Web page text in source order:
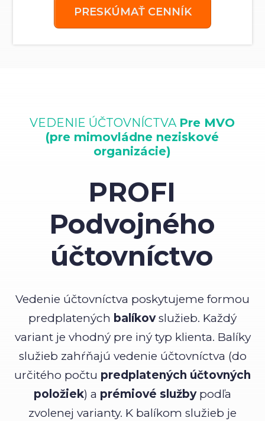
PRESKÚMAŤ CENNÍK
VEDENIE ÚČTOVNÍCTVA Pre MVO
(pre mimovládne neziskové
organizácie)
PROFI
Podvojného
účtovníctvo
Vedenie účtovníctva poskytujeme formou
predplatených balíkovslužieb. Každý
variant je vhodný pre iný typ klienta. Balíky
služieb zahŕňajú vedenie účtovníctva (do
určitého počtu predplatených účtovných
položiek) a prémiové službypodľa
zvolenej varianty. K balíkom služieb je